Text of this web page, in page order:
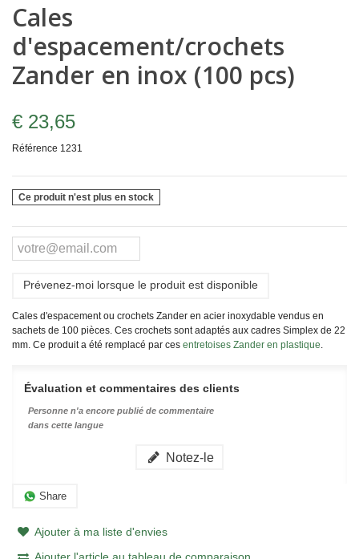
Cales
d'espacement/crochets
Zander en inox (100 pcs)
€ 23,65
Référence 1231
Ce produit n'est plus en stock
Prévenez-moi lorsque le produit est disponible
Cales d'espacement ou crochets Zander en acier inoxydable vendus en
sachets de 100 pièces. Ces crochets sont adaptés aux cadres Simplex de 22
mm. Ce produit a été remplacé par ces entretoises Zander en plastique.
Évaluation et commentaires des clients
Personne n'a encore publié de commentaire
dans cette langue
Notez-le
Share
Ajouter à ma liste d'envies